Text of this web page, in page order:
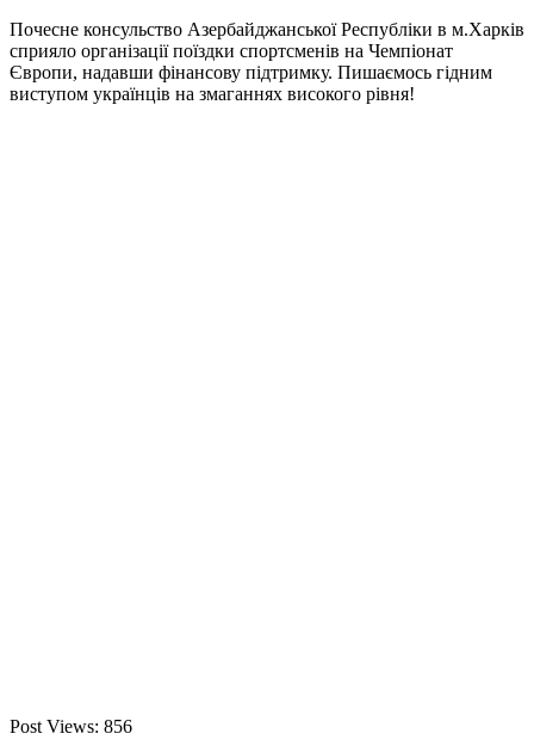
Почесне консульство Азербайджанської Республіки в м.Харків
сприяло організації поїздки спортсменів на Чемпіонат
Європи, надавши фінансову підтримку. Пишаємось гідним
виступом українців на змаганнях високого рівня!
Post Views: 856